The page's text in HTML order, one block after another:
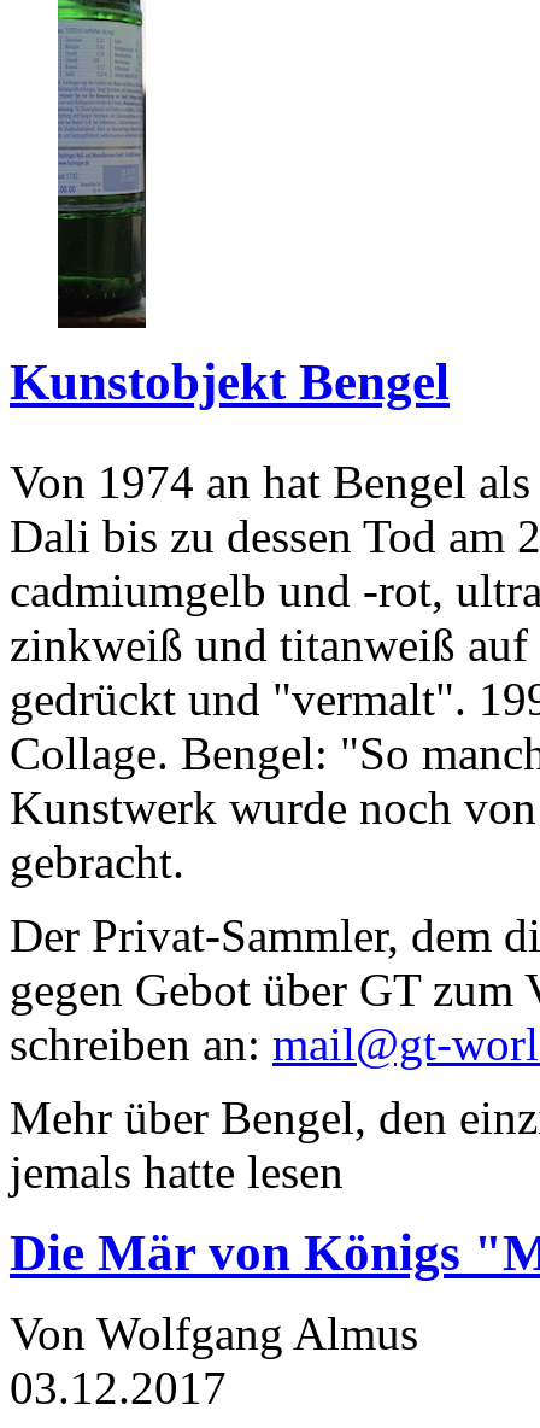
Kunstobjekt Bengel
Von 1974 an hat Bengel
Dali bis zu dessen Tod am
cadmiumgelb und -rot,
zinkweiß und titanweiß
gedrückt und "vermalt".
Collage. Bengel: "So
Kunstwerk wurde noch
gebracht.
Der Privat-Sammler, dem
gegen Gebot über GT zum
schreiben an: mail@gt-
Mehr über Bengel, den
jemals hatte lesen
Die Mär von Königs
Von Wolfgang Almus
03.12.2017